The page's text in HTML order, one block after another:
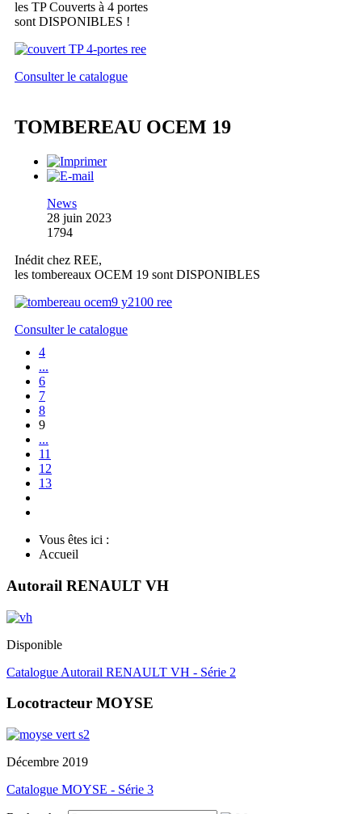
les TP Couverts à 4 portes
sont DISPONIBLES !
Consulter le catalogue
TOMBEREAU OCEM 19
News
28 juin 2023
1794
Inédit chez REE,
les tombereaux OCEM 19 sont DISPONIBLES
Consulter le catalogue
4
...
6
7
8
9
...
11
12
13
Vous êtes ici :
Accueil
Autorail RENAULT VH
Disponible
Catalogue Autorail RENAULT VH - Série 2
Locotracteur MOYSE
Décembre 2019
Catalogue MOYSE - Série 3